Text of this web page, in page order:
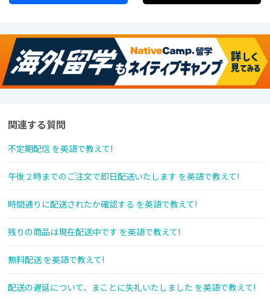
関連する質問
不定期配信 を英語で教えて!
午後２時までのご注文で即日配送いたします を英語で教えて!
時間通りに配送されたか確認する を英語で教えて!
残りの商品は現在配送中です を英語で教えて!
無料配送 を英語で教えて!
配送の遅延について、まことに失礼いたしました を英語で教えて!